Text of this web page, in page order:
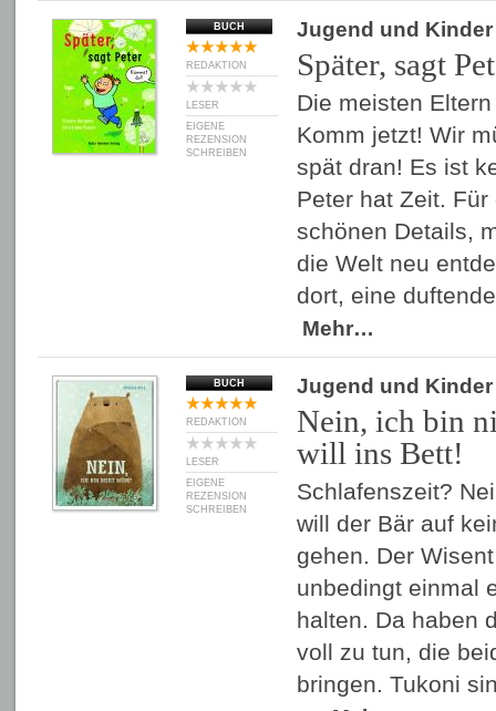
BUCH
REDAKTION
LESER
EIGENE
REZENSION
SCHREIBEN
Jugend und Kinder
Später, sagt
Die meisten
Komm jetzt! Wir
spät dran! Es ist
Peter hat Zeit.
schönen Details,
die Welt neu
dort, eine
Mehr…
BUCH
REDAKTION
LESER
EIGENE
REZENSION
SCHREIBEN
Jugend und Kinder
Nein, ich bin
will ins Bett!
Schlafenszeit?
will der Bär auf
gehen. Der
unbedingt einmal
halten. Da haben
voll zu tun, die
bringen. Tukoni